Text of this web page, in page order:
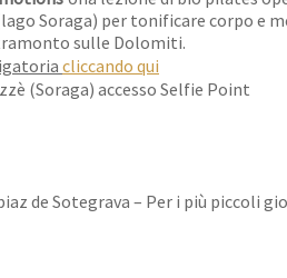
Soraga) per tonificare corpo e
sulle Dolomiti.
cliccando qui
(Soraga) accesso Selfie Point
de Sotegrava – Per i più piccoli